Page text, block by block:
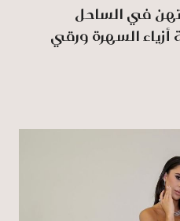
في الساحل
السهرة ورقي